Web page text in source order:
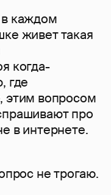
каждом
живет такая
когда-
где
этим вопросом
про
в интернете.
не трогаю.